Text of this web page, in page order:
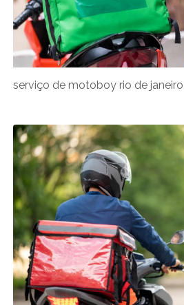
serviço de motoboy rio de janeiro